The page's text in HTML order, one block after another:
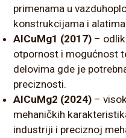
primenama u
konstrukcijama i
AlCuMg1 (2017) –
otpornost i mogućnost
delovima gde je
preciznosti.
AlCuMg2 (2024) –
mehaničkih
industriji i preciznoj